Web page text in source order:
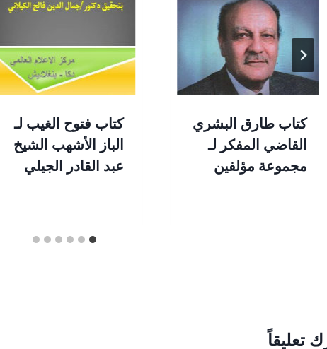
كتاب طارق البشري
القاضي المفكر لـ
مجموعة مؤلفين
كتاب فتوح الغيب لـ
الباز الأشهب الشيخ
عبد القادر الجيلي
تعليقاً